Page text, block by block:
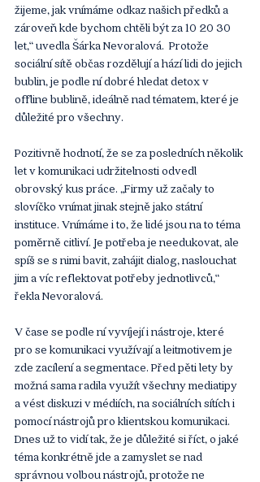
žijeme, jak vnímáme odkaz našich předků a
zároveň kde bychom chtěli být za 10 20 30
let,“ uvedla Šárka Nevoralová.  Protože
sociální sítě občas rozdělují a hází lidi do jejich
bublin, je podle ní dobré hledat detox v
offline bublině, ideálně nad tématem, které je
důležité pro všechny.
Pozitivně hodnotí, že se za posledních několik
let v komunikaci udržitelnosti odvedl
obrovský kus práce. „Firmy už začaly to
slovíčko vnímat jinak stejně jako státní
instituce. Vnímáme i to, že lidé jsou na to téma
poměrně citliví. Je potřeba je needukovat, ale
spíš se s nimi bavit, zahájit dialog, naslouchat
jim a víc reflektovat potřeby jednotlivců,“
řekla Nevoralová.
V čase se podle ní vyvíjejí i nástroje, které
pro se komunikaci využívají a leitmotivem je
zde zacílení a segmentace. Před pěti lety by
možná sama radila využít všechny mediatipy
a vést diskuzi v médiích, na sociálních sítích i
pomocí nástrojů pro klientskou komunikaci.
Dnes už to vidí tak, že je důležité si říct, o jaké
téma konkrétně jde a zamyslet se nad
správnou volbou nástrojů, protože ne